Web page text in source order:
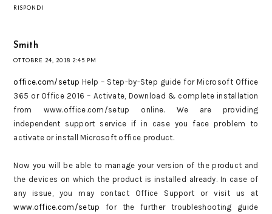
RISPONDI
Smith
OTTOBRE 24, 2018 2:45 PM
office.com/setup Help – Step-by-Step guide for Microsoft Office
365 or Office 2016 – Activate, Download & complete installation
from www.office.com/setup online. We are providing
independent support service if in case you face problem to
activate or install Microsoft office product.
Now you will be able to manage your version of the product and
the devices on which the product is installed already. In case of
any issue, you may contact Office Support or visit us at
www.office.com/setup for the further troubleshooting guide